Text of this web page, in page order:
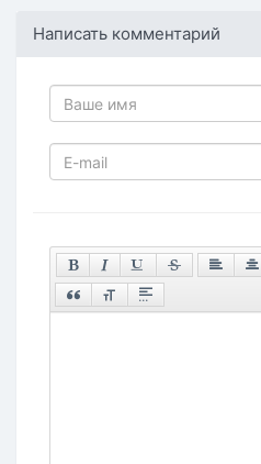
Написать комментарий